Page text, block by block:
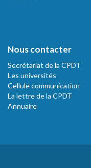
Nous contacter
Secrétariat de la CPDT
Les universités
Cellule communication
La lettre de la CPDT
Annuaire